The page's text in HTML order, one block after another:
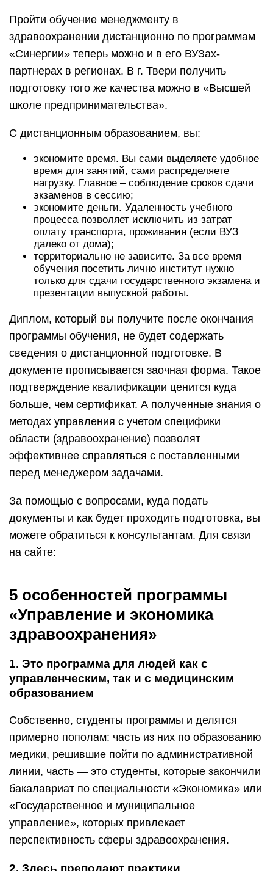
Пройти обучение менеджменту в
здравоохранении дистанционно по программам
«Синергии» теперь можно и в его ВУЗах-
партнерах в регионах. В г. Твери получить
подготовку того же качества можно в «Высшей
школе предпринимательства».
С дистанционным образованием, вы:
экономите время. Вы сами выделяете удобное
время для занятий, сами распределяете
нагрузку. Главное – соблюдение сроков сдачи
экзаменов в сессию;
экономите деньги. Удаленность учебного
процесса позволяет исключить из затрат
оплату транспорта, проживания (если ВУЗ
далеко от дома);
территориально не зависите. За все время
обучения посетить лично институт нужно
только для сдачи государственного экзамена и
презентации выпускной работы.
Диплом, который вы получите после окончания
программы обучения, не будет содержать
сведения о дистанционной подготовке. В
документе прописывается заочная форма. Такое
подтверждение квалификации ценится куда
больше, чем сертификат. А полученные знания о
методах управления с учетом специфики
области (здравоохранение) позволят
эффективнее справляться с поставленными
перед менеджером задачами.
За помощью с вопросами, куда подать
документы и как будет проходить подготовка, вы
можете обратиться к консультантам. Для связи
на сайте:
5 особенностей программы
«Управление и экономика
здравоохранения»
1. Это программа для людей как с
управленческим, так и с медицинским
образованием
Собственно, студенты программы и делятся
примерно пополам: часть из них по образованию
медики, решившие пойти по административной
линии, часть — это студенты, которые закончили
бакалавриат по специальности «Экономика» или
«Государственное и муниципальное
управление», которых привлекает
перспективность сферы здравоохранения.
2. Здесь преподают практики